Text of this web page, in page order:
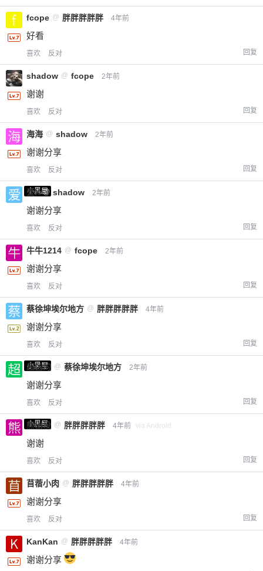
fcope @ 胖胖胖胖胖 4年前
好看
喜欢 反对 回复
shadow @ fcope 2年前
谢谢
喜欢 反对 回复
海海 @ shadow 2年前
谢谢分享
喜欢 反对 回复
小黑屋
爱X @ shadow 2年前
谢谢分享
喜欢 反对 回复
牛牛1214 @ fcope 2年前
谢谢分享
喜欢 反对 回复
蔡徐坤埃尔地方 @ 胖胖胖胖胖 4年前
谢谢分享
喜欢 反对 回复
小黑屋
超凶的 @ 蔡徐坤埃尔地方 2年前
谢谢分享
喜欢 反对 回复
小黑屋
熊出没 @ 胖胖胖胖胖 4年前 via Android
谢谢
喜欢 反对 回复
苜蓿小肉 @ 胖胖胖胖胖 4年前
谢谢分享
喜欢 反对 回复
KanKan @ 胖胖胖胖胖 4年前
谢谢分享